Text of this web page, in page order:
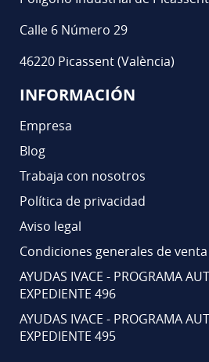
Calle 6 Número 29
46220 Picassent (València)
INFORMACIÓN
Empresa
Blog
Trabaja con nosotros
Política de privacidad
Aviso legal
Condiciones generales de venta
AYUDAS IVACE - PROGRAMA
EXPEDIENTE 496
AYUDAS IVACE - PROGRAMA
EXPEDIENTE 495